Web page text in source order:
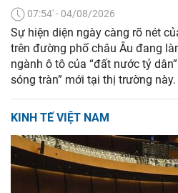
07:54' - 04/08/2026
Sự hiện diện ngày càng rõ nét
trên đường phố châu Âu đang
ngành ô tô của “đất nước tỷ
sóng tràn” mới tại thị trường này.
KINH TẾ VIỆT NAM